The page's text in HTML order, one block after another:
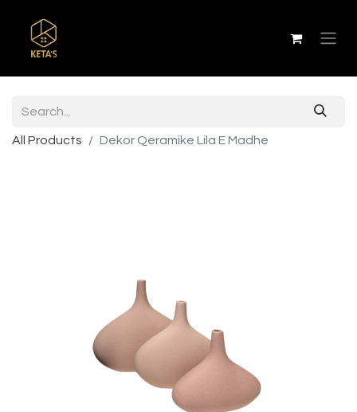
All Products Dekor Qeramike Lila E Madhe